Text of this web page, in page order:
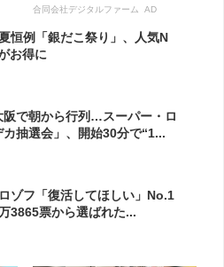
合同会社デジタルファーム AD
恒例「銀だこ祭り」、人気N
お得に
阪で朝から行列…スーパー・ロ
カ抽選会」、開始30分で“1...
ロゾフ「復活してほしい」No.1
3865票から選ばれた...